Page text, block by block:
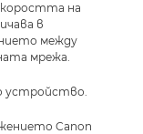
на
в
между
мрежа.
устройство.
Canon